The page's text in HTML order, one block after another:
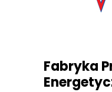
Fabryka